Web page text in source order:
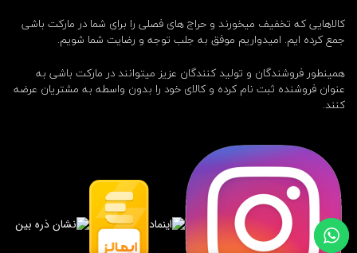
کالاهایی که تخفیف میخورند و حراج های فصلی را برای شما در مارکت باشی
جمع کرده ایم. امیدواریم موفق به جلب توجه و رضایت شما شویم.
همینطور فروشندگان و تولید کنندگان عزیز میتوانند در مارکت باشی به
عنوان فروشنده ثبت نام کرده و کالای خود را بدون واسطه به مشتریان عرضه
کنند.